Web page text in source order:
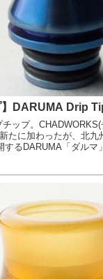
】DARUMA Drip
ップ。
たに加わったが、北九
るDARUMA「ダルマ